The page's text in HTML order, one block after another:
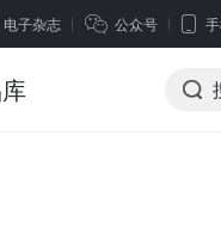
电子杂志 公众号